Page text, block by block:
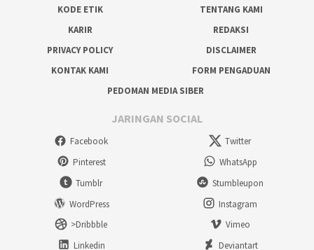
KODE ETIK
TENTANG KAMI
KARIR
REDAKSI
PRIVACY POLICY
DISCLAIMER
KONTAK KAMI
FORM PENGADUAN
PEDOMAN MEDIA SIBER
JARINGAN SOCIAL
Facebook
Twitter
Pinterest
WhatsApp
Tumblr
Stumbleupon
WordPress
Instagram
>Dribbble
Vimeo
Linkedin
Deviantart